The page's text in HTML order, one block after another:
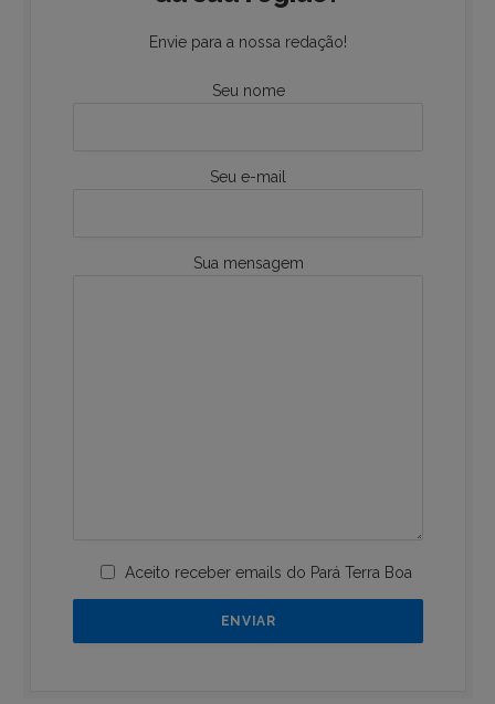
Envie para a nossa redação!
Seu nome
Seu e-mail
Sua mensagem
Aceito receber emails do Pará Terra Boa